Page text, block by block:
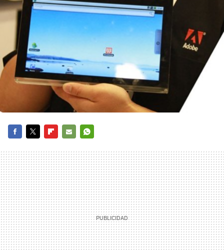
MAIL